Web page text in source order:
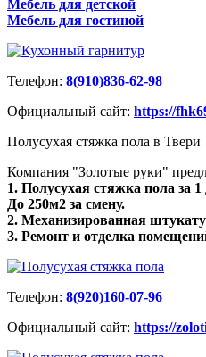
Мебель для детской
Мебель для гостиной
Телефон: 8(910)836-62-98
Официальный сайт: https://
Полусухая стяжка пола в Твери
Компания "Золотые руки"
1. Полусухая стяжка пола за
До 250м2 за смену.
2. Механизированная
3. Ремонт и отделка
Телефон: 8(920)160-07-96
Официальный сайт: https://